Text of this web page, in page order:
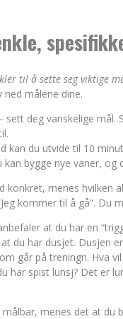
til å sette seg viktige
ned målene dine.
sett deg vanskelige
kan du utvide til 10
kan bygge nye vaner, og
konkret, menes hvilken
kommer til å gå”.
at du har en
du har dusjet. Dusjen
går på treningn. Hva
har spist lunsj? Det er
målbar, menes det at